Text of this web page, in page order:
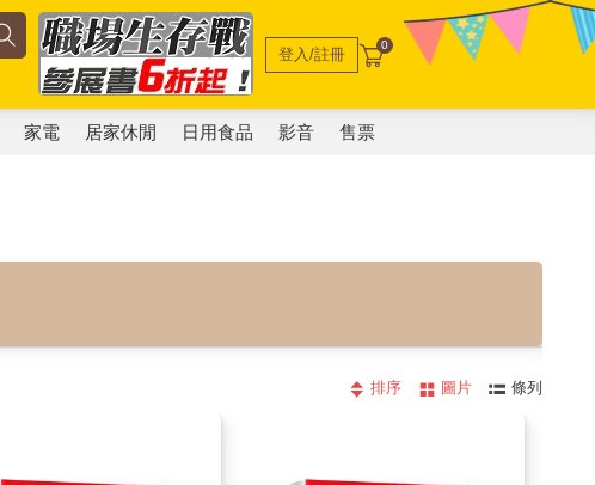
登入/註冊 0
家電 居家休閒 日用食品 影音 售票
排序 圖片 條列